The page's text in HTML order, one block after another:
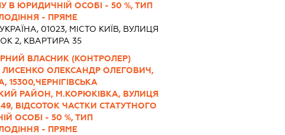
В ЮРИДИЧНІЙ ОСОБІ - 50 %, ТИП
- ПРЯМЕ
01023, МІСТО КИЇВ, ВУЛИЦЯ
2, КВАРТИРА 35
ВЛАСНИК (КОНТРОЛЕР)
ОЛЕКСАНДР ОЛЕГОВИЧ,
15300,ЧЕРНІГІВСЬКА
РАЙОН, М.КОРЮКІВКА, ВУЛИЦЯ
ВІДСОТОК ЧАСТКИ СТАТУТНОГО
ОСОБІ - 50 %, ТИП
- ПРЯМЕ